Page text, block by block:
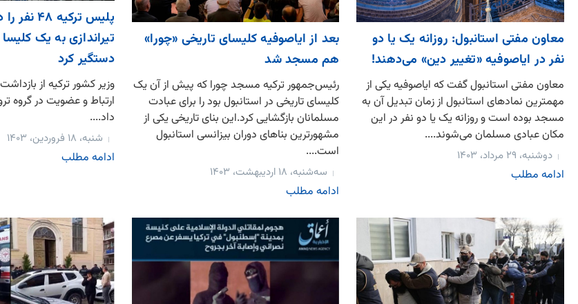
معاون مفتی استانبول: روزانه یک یا دو
نفر در ایاصوفیه «تغییر دین» می‌دهند!
معاون مفتی استانبول گفت که ایاصوفیه یکی از
مهمترین نمادهای استانبول از زمان تبدیل آن به
مسجد بوده است و روزانه یک یا دو نفر در این
مکان عبادی مسلمان می‌شوند....
دوشنبه، ۲۹ مرداد، ۱۴۰۳
ادامه مطلب
بعد از ایاصوفیه کلیسای تاریخی «چورا»
هم مسجد شد
رئیس‌جمهور ترکیه مسجد چورا که پیش از آن یک
کلیسای تاریخی در استانبول بود را برای عبادت
مسلمانان بازگشایی کرد.این بنای تاریخی یکی از
مشهورترین بناهای دوران بیزانسی استانبول
است....
سه‌شنبه، ۱۸ اردیبهشت، ۱۴۰۳
ادامه مطلب
پلیس ترکیه
تیراندازی به یک
دستگیر کرد
ارتباط و عضویت در گروه
داد....
شنبه، ۱۸ فروردین، ۱۴۰۳
ادامه مطلب